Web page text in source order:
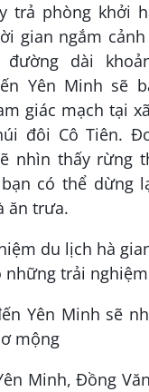
trả phòng khởi
gian ngắm
đường dài
Yên Minh sẽ
giác mạch tại
đôi Cô Tiên.
nhìn thấy rừng
có thể dừng
ăn trưa.
Yên Minh sẽ
mộng
Minh, Đồng